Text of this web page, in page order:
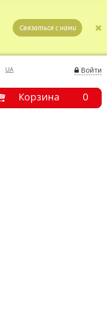
Связаться с нами
UA Войти
Корзина 0